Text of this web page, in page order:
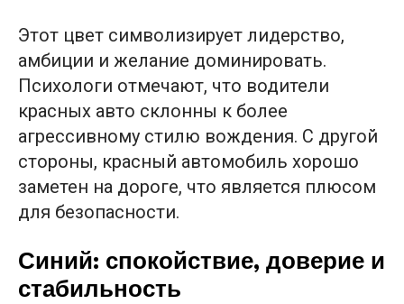
Этот цвет символизирует лидерство,
амбиции и желание доминировать.
Психологи отмечают, что водители
красных авто склонны к более
агрессивному стилю вождения. С другой
стороны, красный автомобиль хорошо
заметен на дороге, что является плюсом
для безопасности.
Синий: спокойствие, доверие и
стабильность